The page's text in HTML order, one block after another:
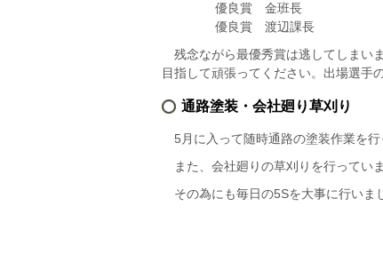
優良賞 金班長
優良賞 渡辺課長
残念ながら最優秀賞は逃してしまい
目指して頑張ってください。出場選手
通路塗装・会社廻り草刈り
5月に入って随時通路の塗装作業を
また、会社廻りの草刈りを行ってい
その為にも毎日の5Sを大事に行いま